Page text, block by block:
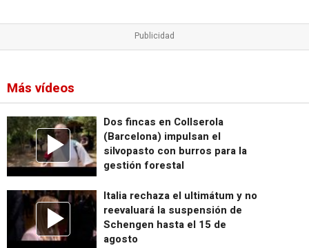
Más vídeos
Dos fincas en Collserola
(Barcelona) impulsan el
silvopasto con burros para la
gestión forestal
Italia rechaza el ultimátum y no
reevaluará la suspensión de
Schengen hasta el 15 de
agosto